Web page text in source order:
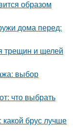
образом
дома перед:
трещин и щелей
выбор
что выбрать
какой брус лучше